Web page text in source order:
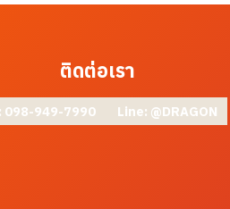
ติดต่อเรา
098-949-7990 Line: @DRAGON